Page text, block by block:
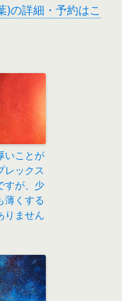
)の詳細・予約はこ
いことが
レックス
すが、少
薄くする
りません